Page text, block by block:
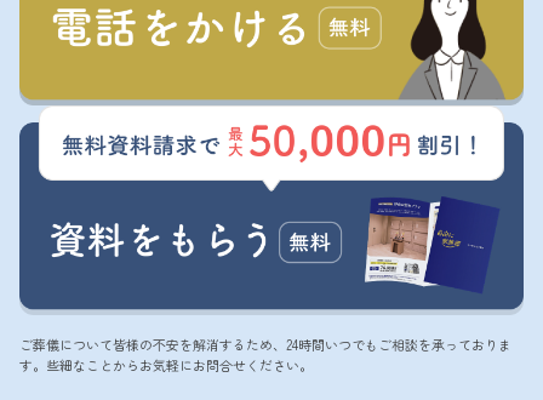
ご葬儀について皆様の不安を解消するため、24時間いつでもご相談を承っておりま
す。些細なことからお気軽にお問合せください。